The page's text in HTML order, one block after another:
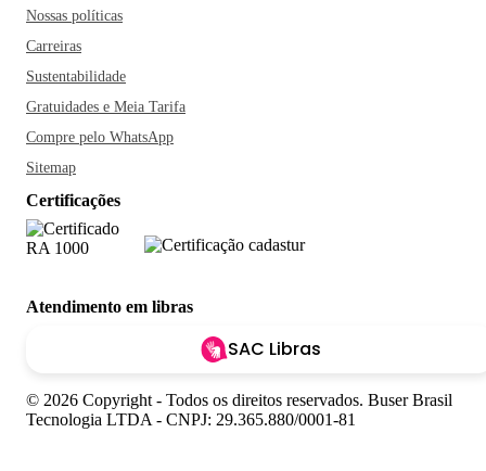
Nossas políticas
Carreiras
Sustentabilidade
Gratuidades e Meia Tarifa
Compre pelo WhatsApp
Sitemap
Certificações
Atendimento em libras
SAC Libras
© 2026 Copyright - Todos os direitos reservados. Buser Brasil
Tecnologia LTDA - CNPJ: 29.365.880/0001-81